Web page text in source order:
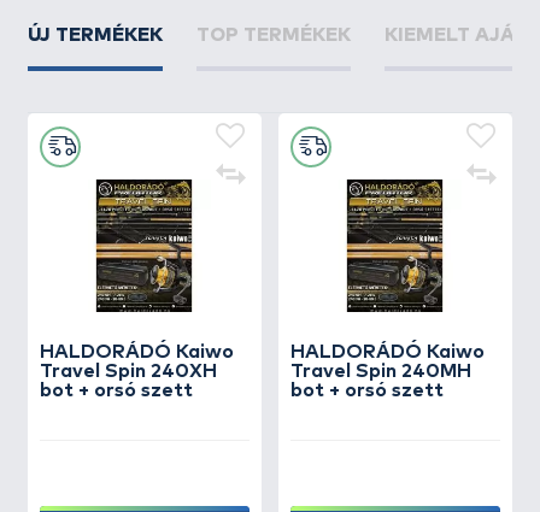
ÚJ TERMÉKEK TOP TERMÉKEK KIEMELT
HALDORÁDÓ Kaiwo
Travel Spin 240XH
bot + orsó szett
HALDORÁDÓ Kaiwo
Travel Spin 240MH
bot + orsó szett